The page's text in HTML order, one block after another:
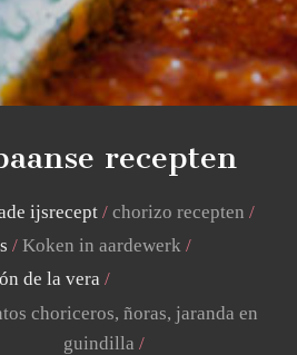
recepten
ijsrecept
chorizo recepten
Koken in aardewerk
de la vera
choriceros, ñoras, jaranda en
guindilla